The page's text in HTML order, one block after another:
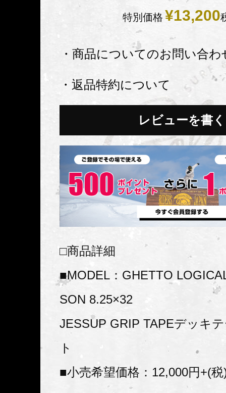
特別価格 ¥13,200
・商品についてのお問い合わ
・返品特約について
レビューを書く
□商品詳細
■MODEL：GHETTO
SON 8.25×32
JESSUP GRIP TAPEデッキ
ト
■小売希望価格：12,000円+(